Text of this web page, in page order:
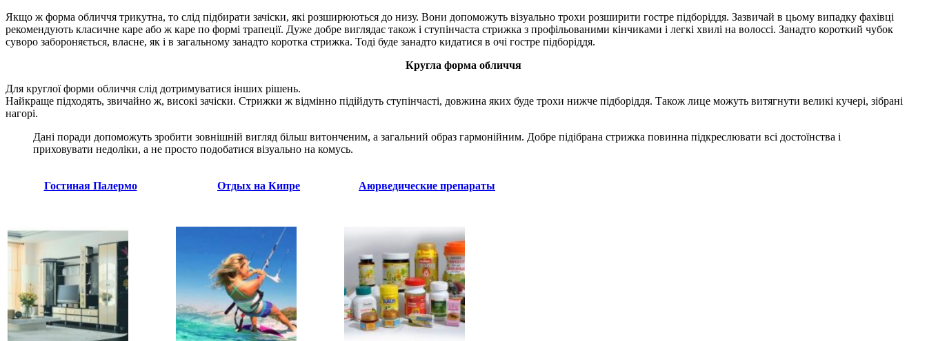
Якщо ж форма обличчя трикутна, то слід підбирати зачіски, які розширюються до низу. Вони допоможуть візуально трохи розширити гостре підборіддя. Зазвичай в цьому випадку фахівці
рекомендують класичне каре або ж каре по формі трапеції. Дуже добре виглядає також і ступінчаста стрижка з профільованими кінчиками і легкі хвилі на волоссі. Занадто короткий чубок
суворо забороняється, власне, як і в загальному занадто коротка стрижка. Тоді буде занадто кидатися в очі гостре підборіддя.
Кругла форма обличчя
Для круглої форми обличчя слід дотримуватися інших рішень.
Найкраще підходять, звичайно ж, високі зачіски. Стрижки ж відмінно підійдуть ступінчасті, довжина яких буде трохи нижче підборіддя. Також лице можуть витягнути великі кучері, зібрані
нагорі.
Дані поради допоможуть зробити зовнішній вигляд більш витонченим, а загальний образ гармонійним. Добре підібрана стрижка повинна підкреслювати всі достоїнства і
приховувати недоліки, а не просто подобатися візуально на комусь.
Гостиная Палермо Отдых на Кипре Аюрведические препараты